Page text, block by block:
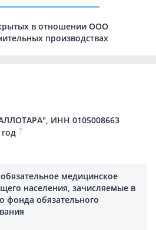
в отношении ООО
производствах
ИНН 0105008663
?
медицинское
населения, зачисляемые в
фонда обязательного